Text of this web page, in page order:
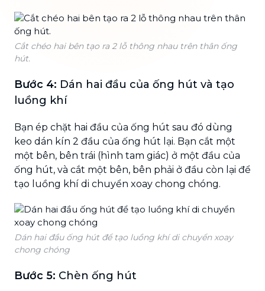
Cắt chéo hai bên tạo ra 2 lỗ thông nhau trên thân ống
hút.
Bước 4: Dán hai đầu của ống hút và tạo
luồng khí
Bạn ép chặt hai đầu của ống hút sau đó dùng
keo dán kín 2 đầu của ống hút lại. Bạn cắt một
một bên, bên trái (hình tam giác) ở một đầu của
ống hút, và cắt một bên, bên phải ở đầu còn lại để
tạo luồng khí di chuyển xoay chong chóng.
Dán hai đầu ống hút để tạo luồng khí di chuyển xoay
chong chóng
Bước 5: Chèn ống hút